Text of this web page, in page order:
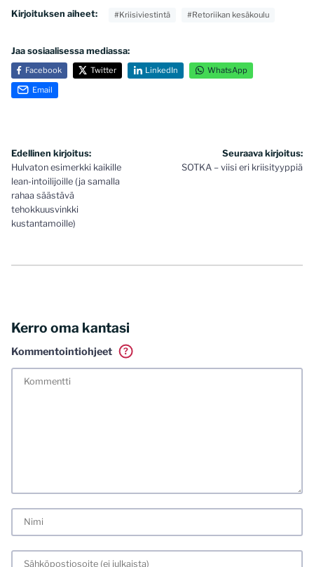
Kirjoituksen aiheet: #Kriisiviestintä #Retoriikan kesäkoulu
Jaa sosiaalisessa mediassa:
Facebook Twitter LinkedIn WhatsApp
Email
Artikkelien
selaus
Edellinen kirjoitus:
Hulvaton esimerkki kaikille
lean-intoilijoille (ja samalla
rahaa säästävä
tehokkuusvinkki
kustantamoille)
Seuraava kirjoitus:
SOTKA – viisi eri kriisityyppiä
Kerro oma kantasi
Kommentointiohjeet
?
meiliosoitteen. Minua ja mielipiteitäni saa ilman muuta